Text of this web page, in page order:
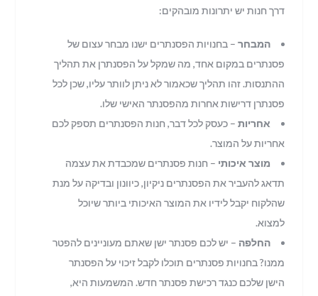
דרך חנות יש יתרונות מובהקים:
המבחר – בחנויות הפסנתרים ישנו מבחר עצום של
פסנתרים במקום אחד, מה שמקל על הפסנתרן את תהליך
ההתנסות. זהו תהליך שכאמור לא ניתן לוותר עליו, שכן לכל
פסנתרן דרישות אחרות מהפסנתר האישי שלו.
אחריות – כעסק לכל דבר, חנות הפסנתרים תספק לכם
אחריות על המוצר.
מוצר איכותי – חנות פסנתרים שמכבדת את עצמה
תדאג להעביר את הפסנתרים ניקיון, כיוונון ובדיקה על מנת
שהלקוח יקבל לידיו את המוצר האיכותי ביותר שיוכל
למצוא.
החלפה – יש לכם פסנתר ישן שאתם מעוניינים להפטר
ממנו? בחנויות פסנתרים תוכלו לקבל זיכוי על הפסנתר
הישן שלכם כנגד רכישת פסנתר חדש. המשמעות היא,